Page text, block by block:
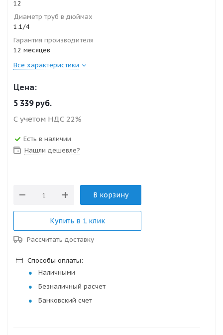
12
Диаметр труб в дюймах
1.1/4
Гарантия производителя
12 месяцев
Все характеристики
Цена:
5 339руб.
С учетом НДС 22%
Есть в наличии
Нашли дешевле?
В корзину
Купить в 1 клик
Рассчитать доставку
Способы оплаты:
Наличными
Безналичный расчет
Банковский счет